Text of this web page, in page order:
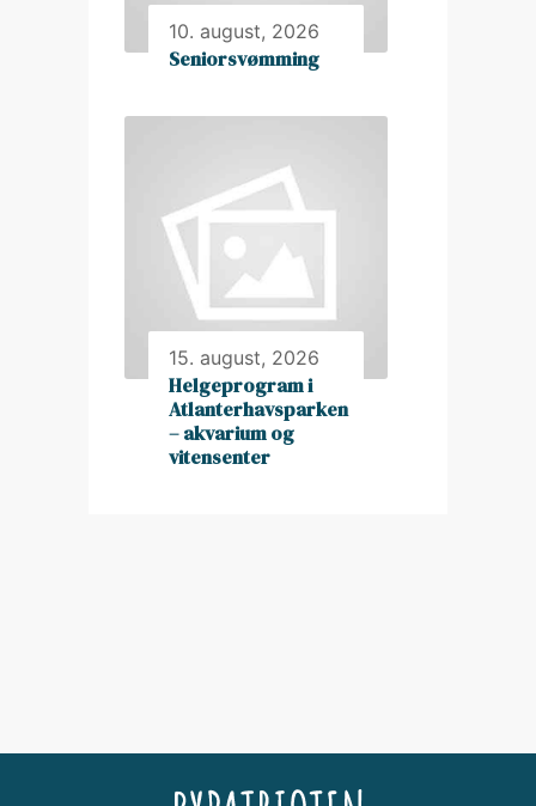
10. august, 2026
Seniorsvømming
15. august, 2026
Helgeprogram i
Atlanterhavsparken
– akvarium og
vitensenter